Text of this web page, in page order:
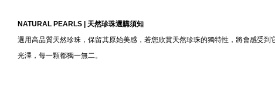
NATURAL PEARLS | 天然珍珠選購須知
選用高品質天然珍珠，保留其原始美感，若您欣賞天然珍珠的獨特性，將會感受
光澤，每一顆都獨一無二。